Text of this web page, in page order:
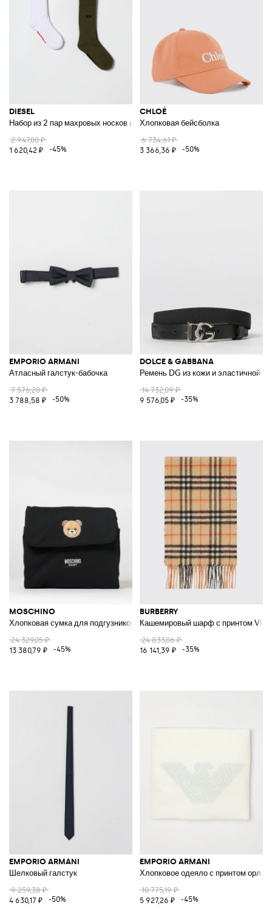
DIESEL
Набор из 2 пар махровых носков из хлопка
2 947,00 ₽
1 620,42 ₽
-45%
CHLOÉ
Хлопковая бейсболка
6 734,61 ₽
3 366,36 ₽
-50%
EMPORIO ARMANI
Атласный галстук-бабочка
7 576,20 ₽
3 788,58 ₽
-50%
DOLCE & GABBANA
Ремень DG из кожи и эластичной
14 732,09 ₽
9 576,05 ₽
-35%
MOSCHINO
Хлопковая сумка для подгузников Teddy
24 329,05 ₽
13 380,79 ₽
-45%
BURBERRY
Кашемировый шарф с принтом
24 833,06 ₽
16 141,39 ₽
-35%
EMPORIO ARMANI
Шелковый галстук
9 259,38 ₽
4 630,17 ₽
-50%
EMPORIO ARMANI
Хлопковое одеяло с принтом орла
10 775,19 ₽
5 927,26 ₽
-45%